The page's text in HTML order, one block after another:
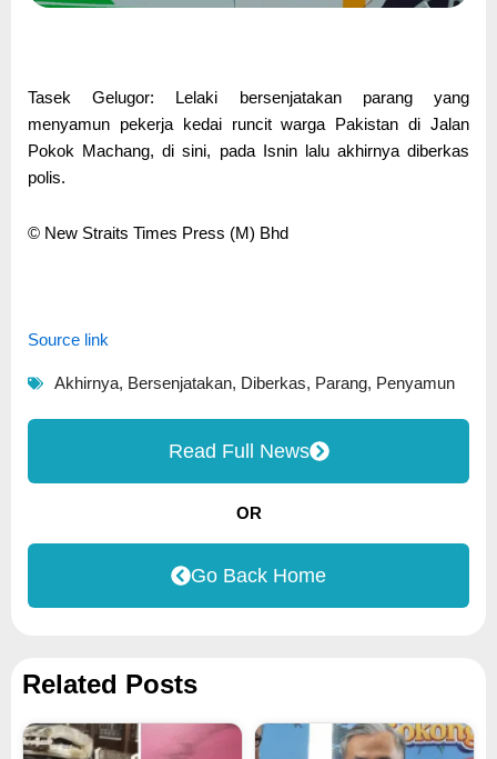
Tasek Gelugor: Lelaki bersenjatakan parang yang
menyamun pekerja kedai runcit warga Pakistan di Jalan
Pokok Machang, di sini, pada Isnin lalu akhirnya diberkas
polis.
© New Straits Times Press (M) Bhd
Source link
Akhirnya, Bersenjatakan, Diberkas, Parang, Penyamun
Read Full News
OR
Go Back Home
Related Posts